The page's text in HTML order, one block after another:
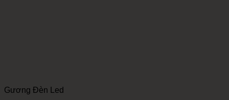
Gương Đèn Led